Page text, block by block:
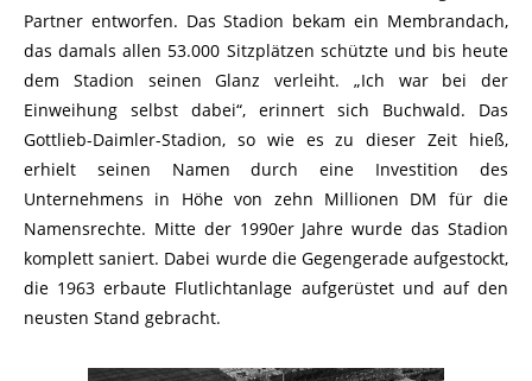
Partner entworfen. Das Stadion bekam ein Membrandach,
das damals allen 53.000 Sitzplätzen schützte und bis heute
dem Stadion seinen Glanz verleiht. „Ich war bei der
Einweihung selbst dabei“, erinnert sich Buchwald. Das
Gottlieb-Daimler-Stadion, so wie es zu dieser Zeit hieß,
erhielt seinen Namen durch eine Investition des
Unternehmens in Höhe von zehn Millionen DM für die
Namensrechte. Mitte der 1990er Jahre wurde das Stadion
komplett saniert. Dabei wurde die Gegengerade aufgestockt,
die 1963 erbaute Flutlichtanlage aufgerüstet und auf den
neusten Stand gebracht.